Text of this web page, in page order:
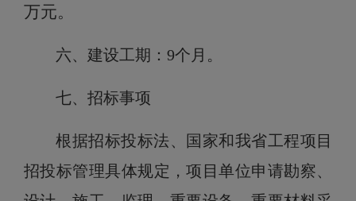
万元。
六、建设工期： 9个月。
七、招标事项
根据招标投标法、国家和我省工程项目
招投标管理具体规定，项目单位申请勘察、